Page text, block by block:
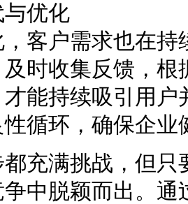
优化
客户需求也在
时收集反馈，
能持续吸引用
循环，确保企业
充满挑战，但
中脱颖而出。